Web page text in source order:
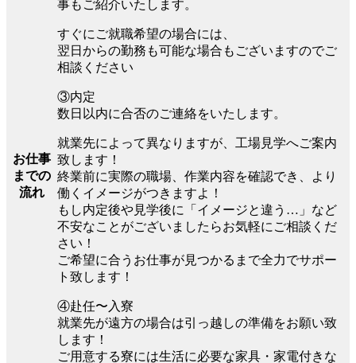
お仕事
までの
流れ
事もご紹介いたします。
すぐにご就職希望の場合には、
翌日からの勤務も可能な場合もございますのでご
相談ください
③内定
数日以内に合否のご連絡をいたします。
就業先によって異なりますが、工場見学へご案内
致します！
終業前に実際の職場、作業内容を確認でき、より
働くイメージがつきますよ！
もし内定後や見学後に「イメージと違う…」など
不安なことがございましたらお気軽にご相談くだ
さい！
ご希望に合うお仕事が見つかるまで全力でサポー
ト致します！
④赴任〜入寮
就業先が遠方の場合は引っ越しの準備をお願い致
します！
ご用意する寮には生活に必要な家具・家電付きな